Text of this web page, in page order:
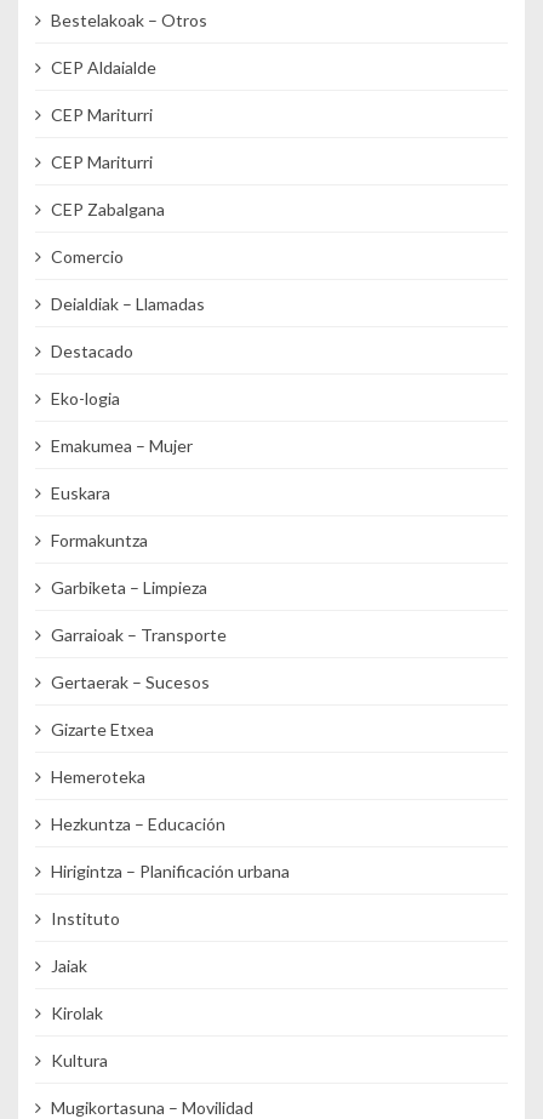
Bestelakoak – Otros
CEP Aldaialde
CEP Mariturri
CEP Mariturri
CEP Zabalgana
Comercio
Deialdiak – Llamadas
Destacado
Eko-logia
Emakumea – Mujer
Euskara
Formakuntza
Garbiketa – Limpieza
Garraioak – Transporte
Gertaerak – Sucesos
Gizarte Etxea
Hemeroteka
Hezkuntza – Educación
Hirigintza – Planificación urbana
Instituto
Jaiak
Kirolak
Kultura
Mugikortasuna – Movilidad